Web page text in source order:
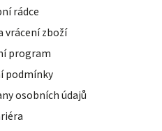
rádce
vrácení zboží
program
podmínky
osobních údajů